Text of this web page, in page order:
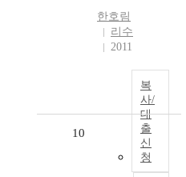
한호림
리수
2011
복
사/
대
출
신
청
10